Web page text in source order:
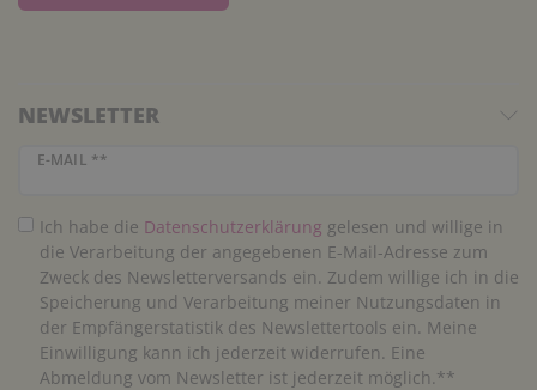
NEWSLETTER
E-MAIL **
Newsletter Honig
Ich habe die Daten­schutz­erklärung gelesen und willige in
die Verarbeitung der angegebenen E-Mail-Adresse zum
Zweck des Newsletterversands ein. Zudem willige ich in die
Speicherung und Verarbeitung meiner Nutzungsdaten in
der Empfängerstatistik des Newslettertools ein. Meine
Einwilligung kann ich jederzeit widerrufen. Eine
Abmeldung vom Newsletter ist jederzeit möglich.**